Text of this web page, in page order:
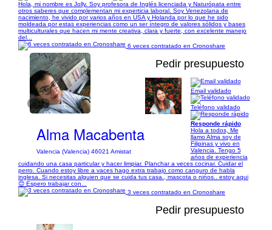
Hola, mi nombre es Jolly. Soy profesora de Inglés licenciada y Naturópata entre
otros saberes que complementan mi experticia laboral. Soy Venezolana de
nacimiento, he vivido por varios años en USA y Holanda por lo que he sido
moldeada por estas experiencias como un ser íntegro de valores sólidos y bases
multiculturales que hacen mi mente creativa, clara y fuerte, con excelente manejo
del...
6 veces contratado en Cronoshare
1/12
Pedir presupuesto
Alma Macabenta
Valencia (Valencia) 46021 Amistat
Email validado
Teléfono validado
Responde rápido
Hola a todos, Me
llamo Alma soy de
Filipinas y vivo en
Valencia. Tengo 5
ańos de experiencia
cuidando una casa particular y hacer limpiar. Planchar a veces cocinar. Cuidar el
perro. Cuando estoy libre a vaces hago extra trabajo como canguro de habla
inglesa. Si necesitas alguien que se cuida tus casa., mascota o nińos.. estoy aqui
😊 Espero trabajar con...
3 veces contratado en Cronoshare
Pedir presupuesto